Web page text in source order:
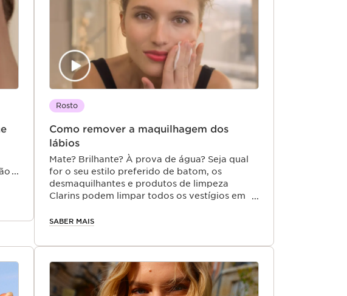
Rosto
Como remover a maquilhagem dos
lábios
Mate? Brilhante? À prova de água? Seja qual
for o seu estilo preferido de batom, os
desmaquilhantes e produtos de limpeza
Clarins podem limpar todos os vestígios em
SABER MAIS